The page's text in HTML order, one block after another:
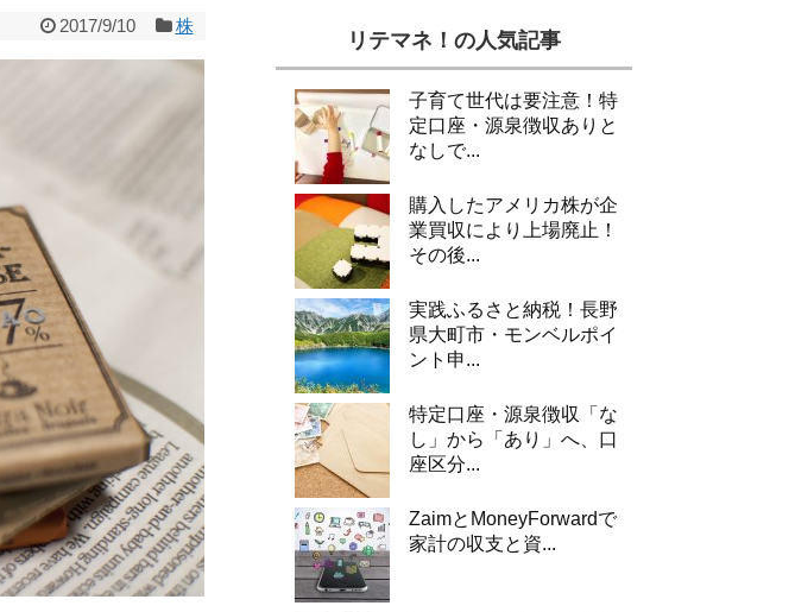
2017/9/10 株
リテマネ！の人気記事
子育て世代は要注意！特
定口座・源泉徴収ありと
なしで...
購入したアメリカ株が企
業買収により上場廃止！
その後...
実践ふるさと納税！長野
県大町市・モンベルポイ
ント申...
特定口座・源泉徴収「な
し」から「あり」へ、口
座区分...
ZaimとMoneyForwardで
家計の収支と資...